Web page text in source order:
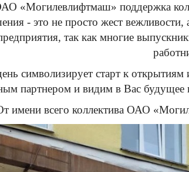
«Могилевлифтмаш» поддержка
- это не просто жест вежливости,
так как многие
символизирует старт к
партнером и видим в Вас будущее
имени всего коллектива ОАО